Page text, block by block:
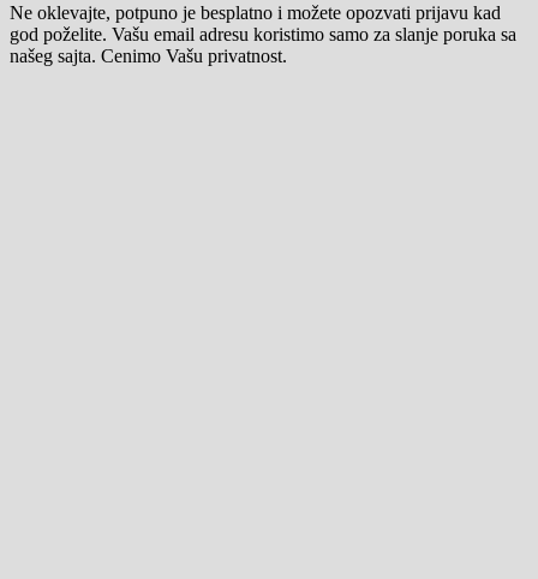
Ne oklevajte, potpuno je besplatno i možete opozvati prijavu kad
god poželite. Vašu email adresu koristimo samo za slanje poruka sa
našeg sajta. Cenimo Vašu privatnost.